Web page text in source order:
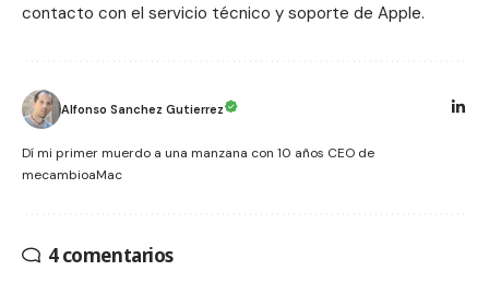
contacto con el servicio técnico y soporte de Apple.
Alfonso Sanchez Gutierrez
Dí mi primer muerdo a una manzana con 10 años CEO de
mecambioaMac
4 comentarios